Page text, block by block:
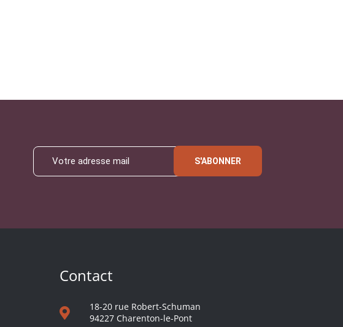
S'ABONNER
Contact
18-20 rue Robert-Schuman
94227 Charenton-le-Pont